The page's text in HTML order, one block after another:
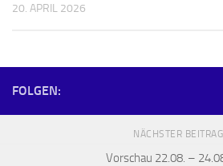
20. APRIL 2026
FOLGEN:
NÄCHSTER BEITRAG
Vorschau 22.08. –